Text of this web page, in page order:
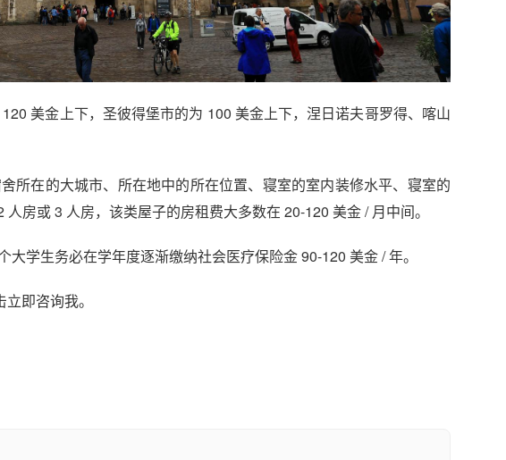
美金上下，圣彼得堡市的为 100 美金上下，涅日诺夫哥罗得、喀山
所在的大城市、所在地中的所在位置、寝室的室内装修水平、寝室的
房或 3 人房，该类屋子的房租费大多数在 20-120 美金 / 月中间。
学生务必在学年度逐渐缴纳社会医疗保险金 90-120 美金 / 年。
即咨询我。